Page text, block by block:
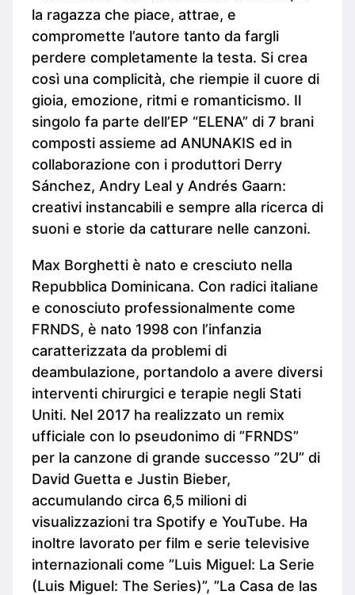
la ragazza che piace, attrae, e
compromette l’autore tanto da fargli
perdere completamente la testa. Si crea
così una complicità, che riempie il cuore di
gioia, emozione, ritmi e romanticismo. Il
singolo fa parte dell’EP “ELENA” di 7 brani
composti assieme ad ANUNAKIS ed in
collaborazione con i produttori Derry
Sánchez, Andry Leal y Andrés Gaarn:
creativi instancabili e sempre alla ricerca di
suoni e storie da catturare nelle canzoni.
Max Borghetti è nato e cresciuto nella
Repubblica Dominicana. Con radici italiane
e conosciuto professionalmente come
FRNDS, è nato 1998 con l’infanzia
caratterizzata da problemi di
deambulazione, portandolo a avere diversi
interventi chirurgici e terapie negli Stati
Uniti. Nel 2017 ha realizzato un remix
ufficiale con lo pseudonimo di ”FRNDS”
per la canzone di grande successo ”2U” di
David Guetta e Justin Bieber,
accumulando circa 6,5 milioni di
visualizzazioni tra Spotify e YouTube. Ha
inoltre lavorato per film e serie televisive
internazionali come ”Luis Miguel: La Serie
(Luis Miguel: The Series)”, ”La Casa de las